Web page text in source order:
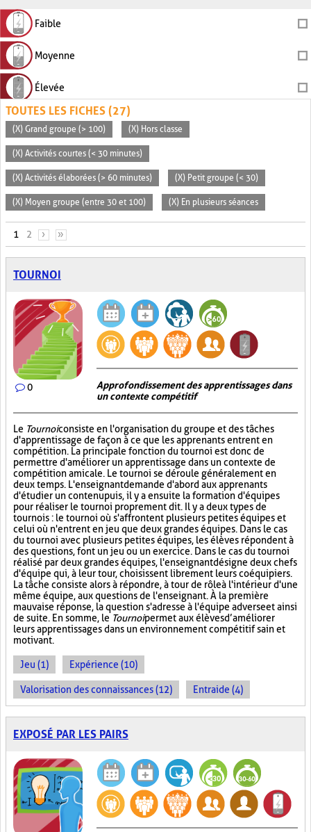
Faible
Moyenne
Élevée
TOUTES LES FICHES (27)
(X) Grand groupe (> 100) (X) Hors classe
(X) Activités courtes (< 30 minutes)
(X) Activités élaborées (> 60 minutes) (X) Petit groupe (< 30)
(X) Moyen groupe (entre 30 et 100) (X) En plusieurs séances
PAGES
1 2 › »
TOURNOI
0
Approfondissement des apprentissages dans
un contexte compétitif
Le Tournoiconsiste en l'organisation du groupe et des tâches
d'apprentissage de façon à ce que les apprenants entrent en
compétition. La principale fonction du tournoi est donc de
permettre d'améliorer un apprentissage dans un contexte de
compétition amicale. Le tournoi se déroule généralement en
deux temps. L'enseignant demande d'abord aux apprenants
d'étudier un contenu puis, il y a ensuite la formation d'équipes
pour réaliser le tournoi proprement dit. Il y a deux types de
tournois : le tournoi où s'affrontent plusieurs petites équipes et
celui où n'entrent en jeu que deux grandes équipes. Dans le cas
du tournoi avec plusieurs petites équipes, les élèves répondent à
des questions, font un jeu ou un exercice. Dans le cas du tournoi
réalisé par deux grandes équipes, l'enseignant désigne deux chefs
d'équipe qui, à leur tour, choisissent librement leurs coéquipiers.
La tâche consiste alors à répondre, à tour de rôle à l'intérieur d'une
même équipe, aux questions de l'enseignant. À la première
mauvaise réponse, la question s'adresse à l'équipe adverse et ainsi
de suite. En somme, le Tournoipermet aux élèves d’améliorer
leurs apprentissages dans un environnement compétitif sain et
motivant.
Jeu (1) Expérience (10)
Valorisation des connaissances (12) Entraide (4)
EXPOSÉ PAR LES PAIRS